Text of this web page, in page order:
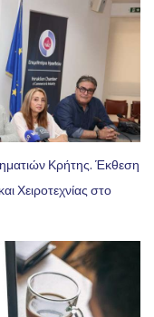
Κρήτης. Έκθεση
Χειροτεχνίας στο